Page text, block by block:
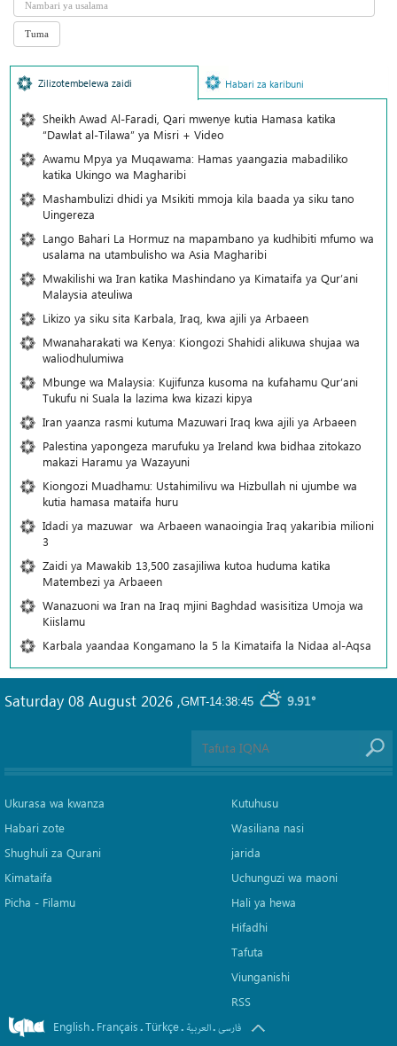
Zilizotembelewa zaidi Habari za karibuni
Sheikh Awad Al-Faradi, Qari mwenye kutia Hamasa katika
“Dawlat al-Tilawa” ya Misri + Video
Awamu Mpya ya Muqawama: Hamas yaangazia mabadiliko
katika Ukingo wa Magharibi
Mashambulizi dhidi ya Msikiti mmoja kila baada ya siku tano
Uingereza
Lango Bahari La Hormuz na mapambano ya kudhibiti mfumo wa
usalama na utambulisho wa Asia Magharibi
Mwakilishi wa Iran katika Mashindano ya Kimataifa ya Qur’ani
Malaysia ateuliwa
Likizo ya siku sita Karbala, Iraq, kwa ajili ya Arbaeen
Mwanaharakati wa Kenya: Kiongozi Shahidi alikuwa shujaa wa
waliodhulumiwa
Mbunge wa Malaysia: Kujifunza kusoma na kufahamu Qur’ani
Tukufu ni Suala la lazima kwa kizazi kipya
Iran yaanza rasmi kutuma Mazuwari Iraq kwa ajili ya Arbaeen
Palestina yapongeza marufuku ya Ireland kwa bidhaa zitokazo
makazi Haramu ya Wazayuni
Kiongozi Muadhamu: Ustahimilivu wa Hizbullah ni ujumbe wa
kutia hamasa mataifa huru
Idadi ya mazuwar wa Arbaeen wanaoingia Iraq yakaribia milioni
3
Zaidi ya Mawakib 13,500 zasajiliwa kutoa huduma katika
Matembezi ya Arbaeen
Wanazuoni wa Iran na Iraq mjini Baghdad wasisitiza Umoja wa
Kiislamu
Karbala yaandaa Kongamano la 5 la Kimataifa la Nidaa al-Aqsa
GMT-14:38:45 9.91°
Saturday 08 August 2026 ,
Ukurasa wa kwanza
Habari zote
Shughuli za Qurani
Kimataifa
Picha‎ - Filamu‎
Kutuhusu
Wasiliana nasi
jarida
Uchunguzi wa maoni
Hali ya hewa
Hifadhi
Tafuta
Viunganishi
RSS
English. Français.Türkçe. العربیة.فارسی